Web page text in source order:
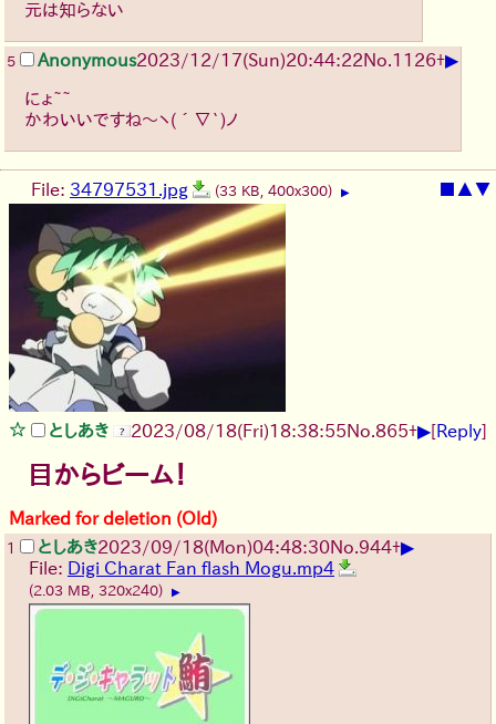
元は知らない
5 Anonymous2023/12/17(Sun)20:44:22No.1126+▶
にょ~~
かわいいですね〜ヽ(´∇`)ノ
▲▼
File: 34797531.jpg (33 KB, 400x300) ▶
としあき 2023/08/18(Fri)18:38:55No.865+▶[Reply]
目からビーム！
Marked for deletion (Old)
1 としあき2023/09/18(Mon)04:48:30No.944+▶
File: Digi Charat Fan flash Mogu.mp4
(2.03 MB, 320x240) ▶